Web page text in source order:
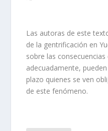
Las autoras de este
de la gentrificación en
sobre las
adecuadamente,
plazo quienes se ven
de este fenómeno.